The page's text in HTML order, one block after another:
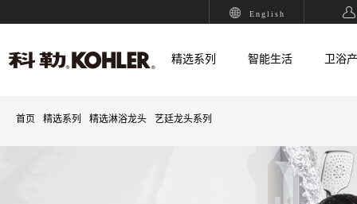
English
精选系列 智能生活 卫浴
首页 精选系列 精选淋浴龙头 艺廷龙头系列